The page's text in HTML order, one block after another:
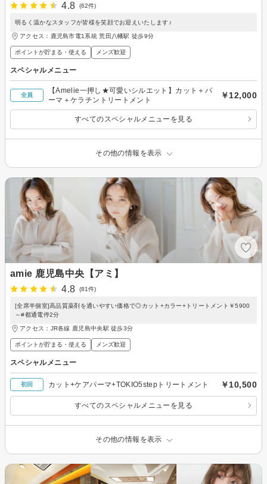
4.8
(62件)
明るく温かなスタッフが皆様を笑顔でお迎えいたします♪
アクセス：鹿児島市電1系統 荒田八幡駅 徒歩9分
ポイントが貯まる・使える メンズ歓迎
スペシャルメニュー
全員
【Amelie一押し★可愛いシルエット】カット＋パ
ーマ＋ケラチントリートメント
￥12,000
すべてのスペシャルメニューを見る
その他の情報を表示
amie 鹿児島中央【アミ】
4.8
(81件)
[全席半個室]高品質薬剤を通いやすい価格で◎カット+カラー+トリートメント￥5900
～#都通電停2分
アクセス：JR各線 鹿児島中央駅 徒歩3分
ポイントが貯まる・使える メンズ歓迎
スペシャルメニュー
初回 カット+ケアパーマ+TOKIO5stepトリートメント ￥10,500
すべてのスペシャルメニューを見る
その他の情報を表示